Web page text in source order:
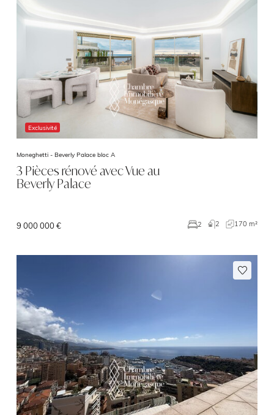
Exclusivité
Moneghetti - Beverly Palace bloc A
3 Pièces rénové avec Vue au
Beverly Palace
9 000 000 € 2 2 170 m²